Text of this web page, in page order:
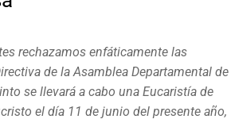
rechazamos enfáticamente las
de la Asamblea Departamental de
se llevará a cabo una Eucaristía de
el día 11 de junio del presente año,